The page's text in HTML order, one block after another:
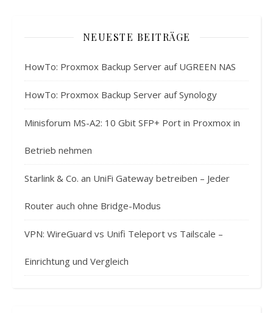
NEUESTE BEITRÄGE
HowTo: Proxmox Backup Server auf UGREEN NAS
HowTo: Proxmox Backup Server auf Synology
Minisforum MS-A2: 10 Gbit SFP+ Port in Proxmox in
Betrieb nehmen
Starlink & Co. an UniFi Gateway betreiben – Jeder
Router auch ohne Bridge-Modus
VPN: WireGuard vs Unifi Teleport vs Tailscale –
Einrichtung und Vergleich